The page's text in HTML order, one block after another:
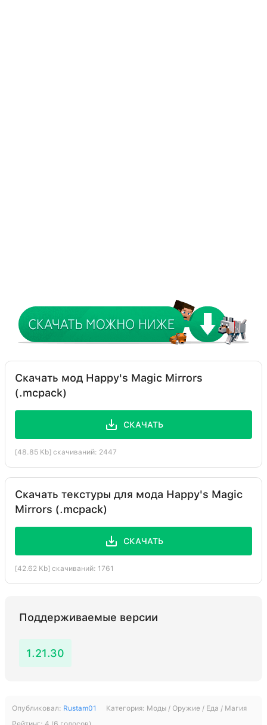
Скачать мод Happy's Magic Mirrors
(.mcpack)
СКАЧАТЬ
[48.85 Kb] скачиваний: 2447
Скачать текстуры для мода Happy's Magic
Mirrors (.mcpack)
СКАЧАТЬ
[42.62 Kb] скачиваний: 1761
Поддерживаемые версии
1.21.30
Опубликовал: Rustam01 Категория: Моды / Оружие / Еда / Магия